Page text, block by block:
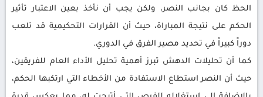
الحظ كان بجانب النصر، ولكن يجب أن نأخذ بعين الاعتبار تأثير
الحكم على نتيجة المباراة، حيث أن القرارات التحكيمية قد تلعب
دوراً كبيراً في تحديد مصير الفرق في الدوري.
كما أن تحليلات الدهش تبرز أهمية تحليل الأداء العام للفريقين،
حيث أن النصر استطاع الاستفادة من الأخطاء التي ارتكبها الحكم،